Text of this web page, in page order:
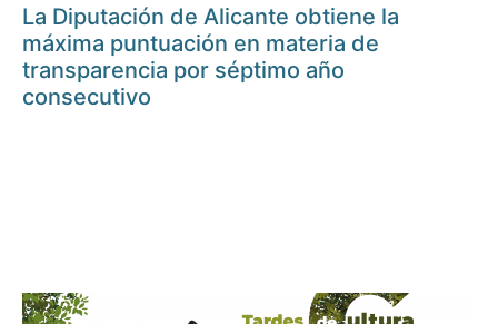
La Diputación de Alicante obtiene la
máxima puntuación en materia de
transparencia por séptimo año
consecutivo